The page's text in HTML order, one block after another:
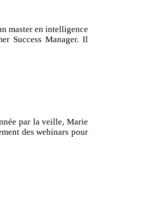
master en intelligence
Success Manager. Il
par la veille, Marie
des webinars pour